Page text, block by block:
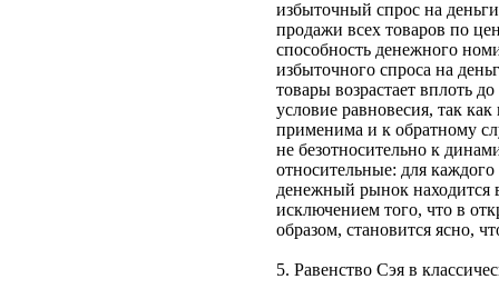
избыточный спрос на
продажи всех товаров по
способность денежного
избыточного спроса на
товары возрастает вплоть
условие равновесия, так
применима и к обратному
не безотносительно к
относительные: для
денежный рынок находится
исключением того, что в
образом, становится ясно,
5. Равенство Сэя в